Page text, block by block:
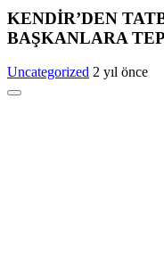
KENDİR’DEN
BAŞKANLARA
Uncategorized 2 yıl önce